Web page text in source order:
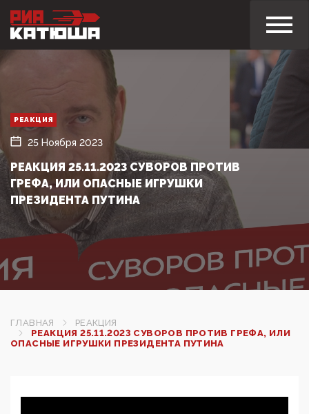
РЕАКЦИЯ
25 Ноября 2023
РЕАКЦИЯ 25.11.2023 СУВОРОВ ПРОТИВ
ГРЕФА, ИЛИ ОПАСНЫЕ ИГРУШКИ
ПРЕЗИДЕНТА ПУТИНА
ГЛАВНАЯ
РЕАКЦИЯ
РЕАКЦИЯ 25.11.2023 СУВОРОВ ПРОТИВ ГРЕФА, ИЛИ
ОПАСНЫЕ ИГРУШКИ ПРЕЗИДЕНТА ПУТИНА